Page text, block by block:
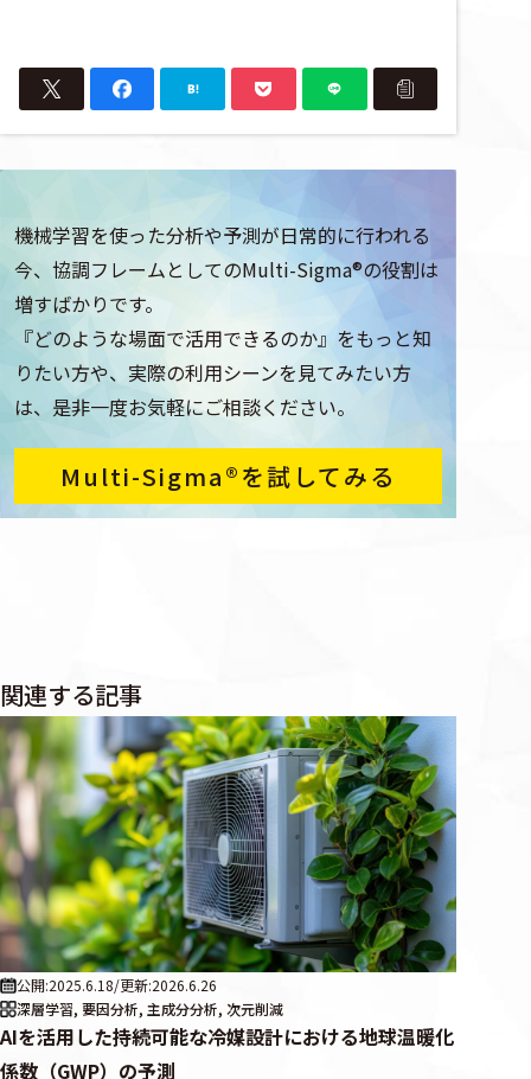
機械学習を使った分析や予測が日常的に行われる
今、協調フレームとしてのMulti-Sigma®の役割は
増すばかりです。
『どのような場面で活用できるのか』をもっと知
りたい方や、実際の利用シーンを見てみたい方
は、是非一度お気軽にご相談ください。
Multi-Sigma®を試してみる
関連する記事
公開:2025.6.18/更新:2026.6.26
深層学習, 要因分析, 主成分分析, 次元削減
AIを活用した持続可能な冷媒設計における地球温暖化
係数（GWP）の予測